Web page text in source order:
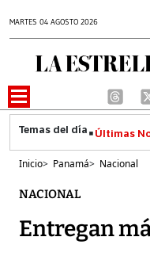
MARTES 04 AGOSTO 2026
Últimas
Inicio> Panamá> Nacional
NACIONAL
Entregan